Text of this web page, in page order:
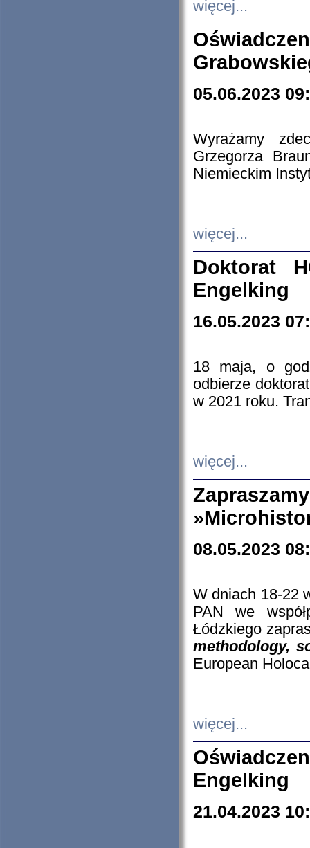
więcej...
05.06.2023
Wyrażamy
Grzegorza
Niemieckim
więcej...
Doktorat
Engelking
16.05.2023
18 maja, o
odbierze
w 2021 roku.
więcej...
08.05.2023
W dniach 18-22
PAN we
Łódzkiego
methodology,
European
więcej...
Engelking
21.04.2023